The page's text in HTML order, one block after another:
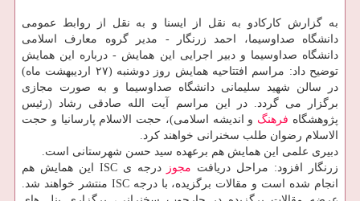
به گزارش کارکادو به نقل از ایسنا و به نقل از روابط عمومی
دانشگاه صداوسیما، احمد زرنگار - مدیر گروه معارف اسلامی
دانشگاه صداوسیما و دبیر اجرایی این همایش - درباره این همایش
توضیح داد: مراسم افتتاحیه همایش روز دوشنبه (۲۷ اردیبهشت ماه)
در سالن شهید سلیمانی دانشگاه صداوسیما و به صورت مجازی
برگزار می گردد. در این مراسم آیت الله صادقی رشاد (رئیس
پژوهشگاه فرهنگ و اندیشه اسلامی)، حجت الاسلام پارسانیا و حجت
الاسلام رضوان طلب سخنرانی خواهند کرد.
دبیری علمی این همایش هم برعهده سید حسن شهرستانی است.
زرنگار افزود: مراحل دریافت مجوز
درجه­ ی ISC این همایش هم
انجام شده است و مقالات برگزیده، با درجه ISC منتشر خواهند شد.